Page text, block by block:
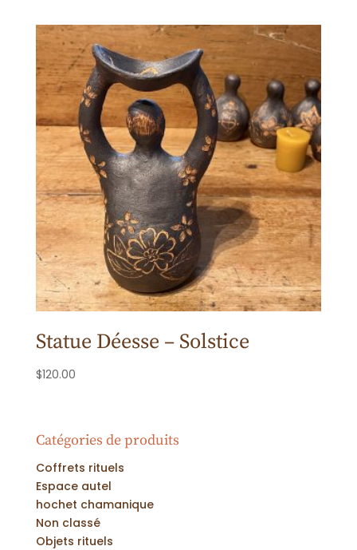
Statue Déesse – Solstice
$120.00
Catégories de produits
Coffrets rituels
Espace autel
hochet chamanique
Non classé
Objets rituels